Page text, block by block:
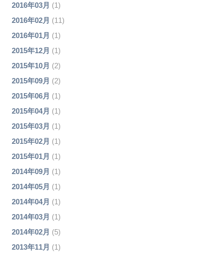
2016年03月 (1)
2016年02月 (11)
2016年01月 (1)
2015年12月 (1)
2015年10月 (2)
2015年09月 (2)
2015年06月 (1)
2015年04月 (1)
2015年03月 (1)
2015年02月 (1)
2015年01月 (1)
2014年09月 (1)
2014年05月 (1)
2014年04月 (1)
2014年03月 (1)
2014年02月 (5)
2013年11月 (1)